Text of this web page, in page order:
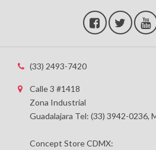
(33) 2493-7420
Calle 3 #1418
Zona Industrial
Guadalajara Tel: (33) 3942-0236,
Concept Store CDMX: